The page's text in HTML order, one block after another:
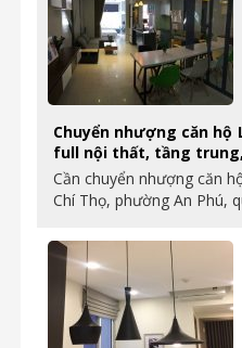
Chuyển nhượng căn
full nội thất, tầng
Cần chuyển nhượng căn
Chí Thọ, phường An Phú,